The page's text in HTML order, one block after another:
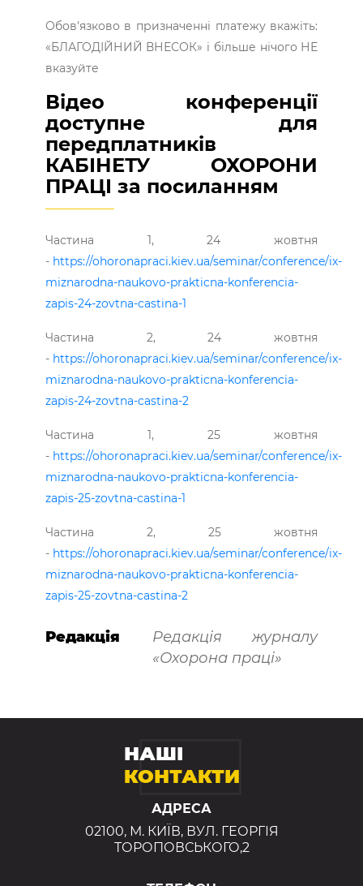
Обов'язково в призначенні платежу вкажіть:
«БЛАГОДІЙНИЙ ВНЕСОК» і більше нічого НЕ
вказуйте
Відео конференції
доступне для
передплатників
КАБІНЕТУ ОХОРОНИ
ПРАЦІ за посиланням
Частина 1, 24 жовтня
- https://ohoronapraci.kiev.ua/seminar/conference/ix-
miznarodna-naukovo-prakticna-konferencia-
zapis-24-zovtna-castina-1
Частина 2, 24 жовтня
- https://ohoronapraci.kiev.ua/seminar/conference/ix-
miznarodna-naukovo-prakticna-konferencia-
zapis-24-zovtna-castina-2
Частина 1, 25 жовтня
- https://ohoronapraci.kiev.ua/seminar/conference/ix-
miznarodna-naukovo-prakticna-konferencia-
zapis-25-zovtna-castina-1
Частина 2, 25 жовтня
- https://ohoronapraci.kiev.ua/seminar/conference/ix-
miznarodna-naukovo-prakticna-konferencia-
zapis-25-zovtna-castina-2
Редакція
Редакція журналу
«Охорона праці»
НАШІ
КОНТАКТИ
АДРЕСА
02100, М. КИЇВ, ВУЛ. ГЕОРГІЯ
ТОРОПОВСЬКОГО,2